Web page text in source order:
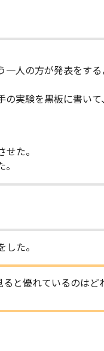
人の方が発表をする
実験を黒板に書い
た。
た。
と優れているのはど